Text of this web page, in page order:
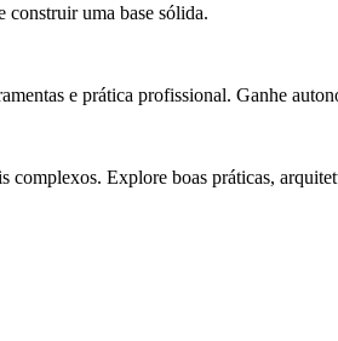
construir uma base sólida.
e prática profissional. Ganhe
complexos. Explore boas práticas,